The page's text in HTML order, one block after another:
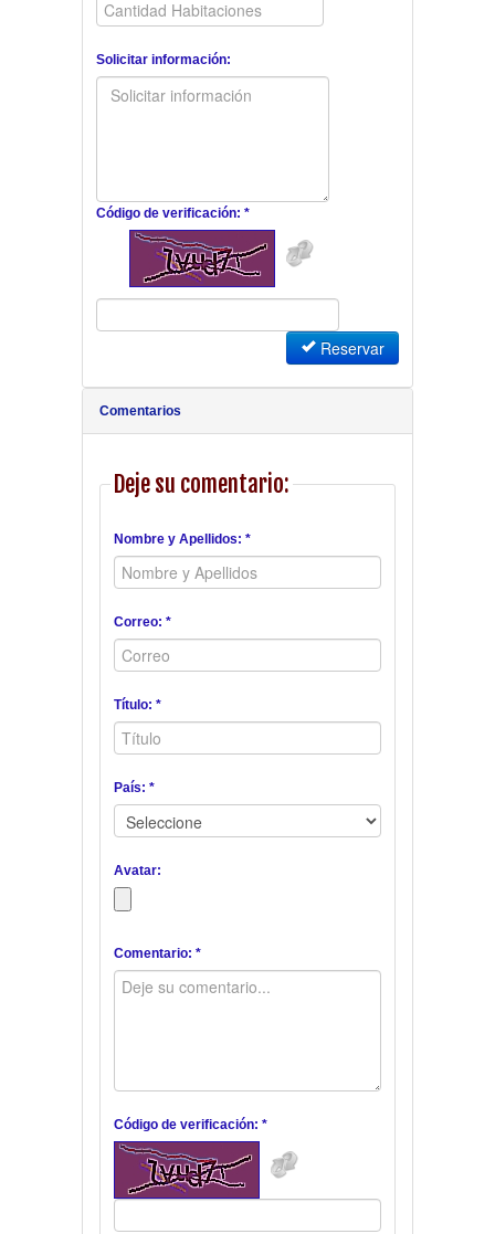
Solicitar información:
Código de verificación: *
Reservar
Comentarios
Deje su comentario:
Nombre y Apellidos: *
Correo: *
Título: *
País: *
Avatar:
Comentario: *
Código de verificación: *